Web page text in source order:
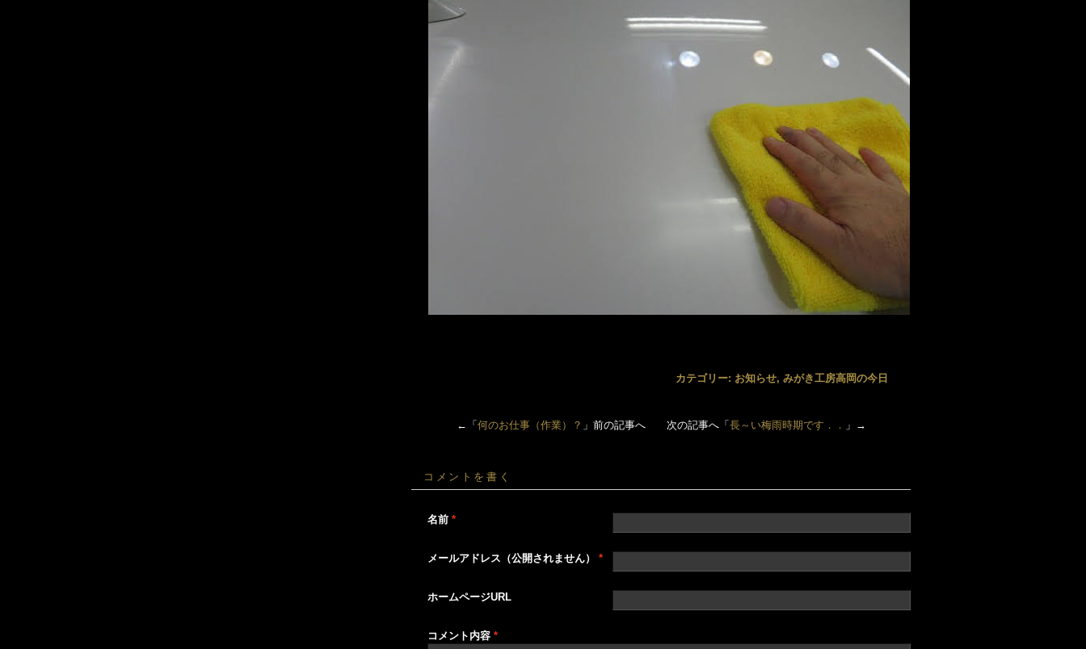
カテゴリー: お知らせ, みがき工房高岡の今日
←「 何のお仕事（作業）？ 」前の記事へ 次の記事へ「 長～い梅雨時期です．． 」→
コメントを書く
名前 *
メールアドレス（公開されません） *
ホームページURL
コメント内容 *